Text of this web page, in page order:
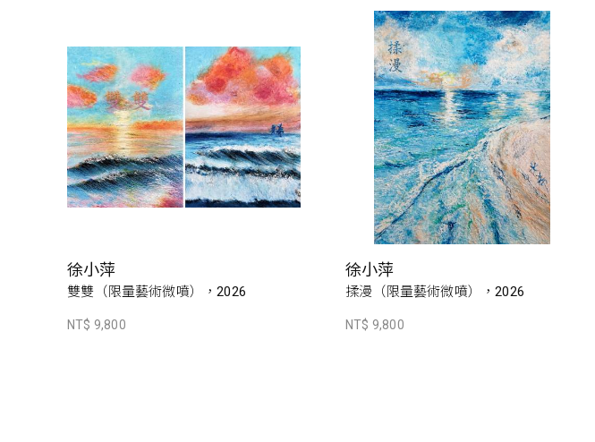
徐小萍
雙雙（限量藝術微噴），2026
NT$ 9,800
徐小萍
揉漫（限量藝術微噴），2026
NT$ 9,800